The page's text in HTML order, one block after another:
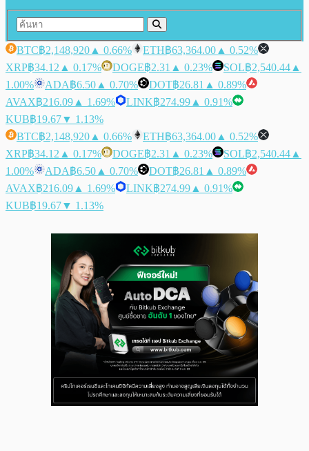
BTC฿2,148,920 ▲ 0.66% ETH฿63,364.00 ▲ 0.52%
XRP฿34.12 ▲ 0.17% DOGE฿2.31 ▲ 0.23% SOL฿2,540.44 ▲
1.00%
ADA฿6.50 ▲ 0.70% DOT฿26.81 ▲ 0.89%
AVAX฿216.09 ▲ 1.69% LINK฿274.99 ▲ 0.91%
KUB฿19.67▼ 1.13%
BTC฿2,148,920 ▲ 0.66% ETH฿63,364.00 ▲ 0.52%
XRP฿34.12 ▲ 0.17% DOGE฿2.31 ▲ 0.23% SOL฿2,540.44 ▲
1.00%
ADA฿6.50 ▲ 0.70% DOT฿26.81 ▲ 0.89%
AVAX฿216.09 ▲ 1.69% LINK฿274.99 ▲ 0.91%
KUB฿19.67▼ 1.13%